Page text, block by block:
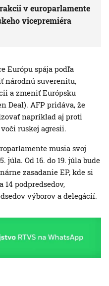
v europarlamente
vicepremiéra
Európu spája podľa
národnú suverenitu,
a zmeniť Európsku
Deal). AFP pridáva, že
napríklad aj proti
ruskej agresii.
musia svoj
júla. Od 16. do 19. júla bude
zasadanie EP, kde si
14 podpredsedov,
výborov a delegácií.